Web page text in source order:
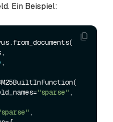
Ein Beispiel:
,
"sparse" ,
,